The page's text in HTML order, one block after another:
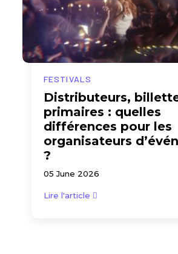
FESTIVALS
Distributeurs,
primaires : quelles
différences pour les
organisateurs
?
05 June 2026
Lire l'article